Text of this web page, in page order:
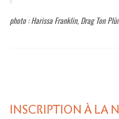
photo : Harissa Franklin, Drag Ton
INSCRIPTION À LA